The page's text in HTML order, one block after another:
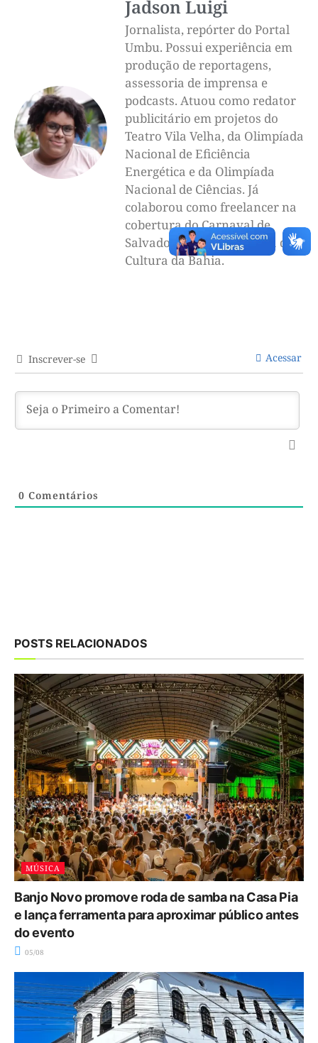
Jadson Luigi
Jornalista, repórter do Portal
Umbu. Possui experiência em
produção de reportagens,
assessoria de imprensa e
podcasts. Atuou como redator
publicitário em projetos do
Teatro Vila Velha, da Olimpíada
Nacional de Eficiência
Energética e da Olimpíada
Nacional de Ciências. Já
colaborou como freelancer na
cobertura do Carnaval de
Salvador para a Secretaria de
Cultura da Bahia.
Inscrever-se Acessar
0 Comentários
POSTS RELACIONADOS
MÚSICA
Banjo Novo promove roda de samba na Casa Pia
e lança ferramenta para aproximar público antes
do evento
05/08